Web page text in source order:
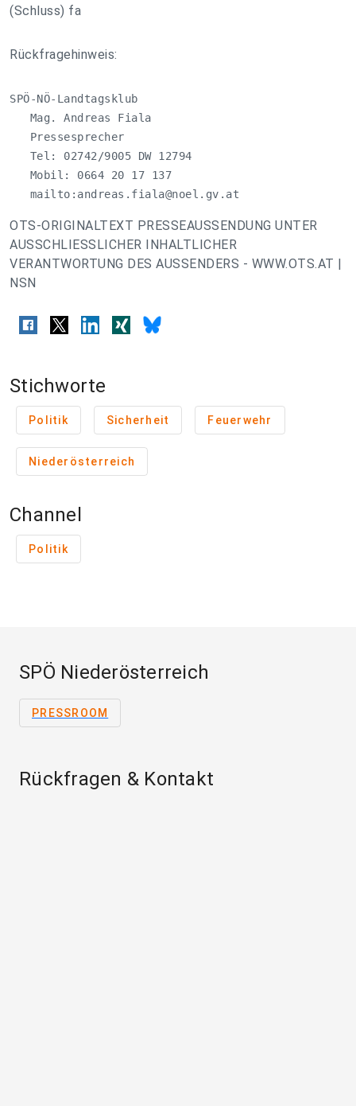
(Schluss) fa
Rückfragehinweis:
SPÖ-NÖ-Landtagsklub
   Mag. Andreas Fiala
   Pressesprecher
   Tel: 02742/9005 DW 12794
   Mobil: 0664 20 17 137
   mailto:
andreas.fiala@noel.gv.at
OTS-ORIGINALTEXT PRESSEAUSSENDUNG UNTER
AUSSCHLIESSLICHER INHALTLICHER
VERANTWORTUNG DES AUSSENDERS - WWW.OTS.AT |
NSN
Stichworte
Politik Sicherheit Feuerwehr
Niederösterreich
Channel
Politik
SPÖ Niederösterreich
PRESSROOM
Rückfragen & Kontakt